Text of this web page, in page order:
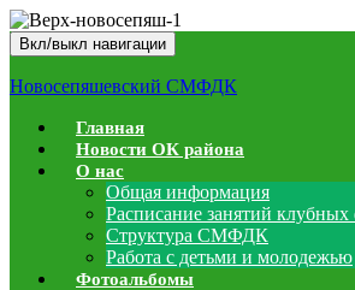
Вкл/выкл навигации
Новосепяшевский СМФДК
Главная
Новости ОК района
О нас
Общая информация
Расписание занятий
Структура СМФДК
Работа с детьми и молодежью
Фотоальбомы